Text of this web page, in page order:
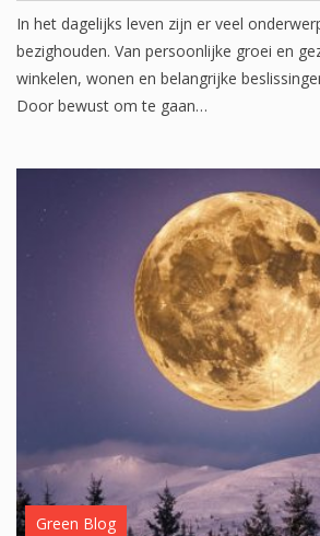
In het dagelijks leven zijn er veel
bezighouden. Van persoonlijke groei en
winkelen, wonen en belangrijke
Door bewust om te gaan…
Green Blog